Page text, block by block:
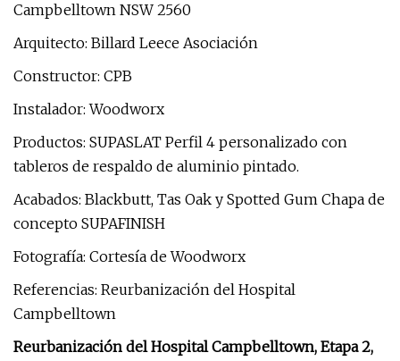
Campbelltown NSW 2560
Arquitecto: Billard Leece Asociación
Constructor: CPB
Instalador: Woodworx
Productos: SUPASLAT Perfil 4 personalizado con
tableros de respaldo de aluminio pintado.
Acabados: Blackbutt, Tas Oak y Spotted Gum Chapa de
concepto SUPAFINISH
Fotografía: Cortesía de Woodworx
Referencias: Reurbanización del Hospital
Campbelltown
Reurbanización del Hospital Campbelltown, Etapa 2,